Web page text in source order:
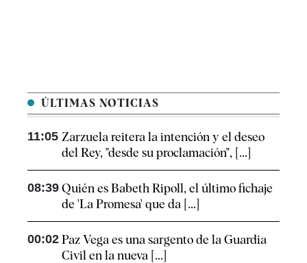
ÚLTIMAS NOTICIAS
11:05 Zarzuela reitera la intención y el deseo
del Rey, "desde su proclamación", [...]
08:39 Quién es Babeth Ripoll, el último fichaje
de 'La Promesa' que da [...]
00:02 Paz Vega es una sargento de la Guardia
Civil en la nueva [...]